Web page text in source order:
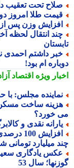
تحت تعقیب
طلا امروز دوشنبه 19 مرداد
وزن پس از
انتقال لحظه
داشتم احمدی نژاد
ام بود!
ویژهاقتصاد آزاد
مجلس: با حقوق 18 میلیونی دم از جوانی جمعیت
ساخت مسکن
خورد؟
نقدی و
افزایش 100
میلیارد تومانی شد
یادگاری سعید
سال 53